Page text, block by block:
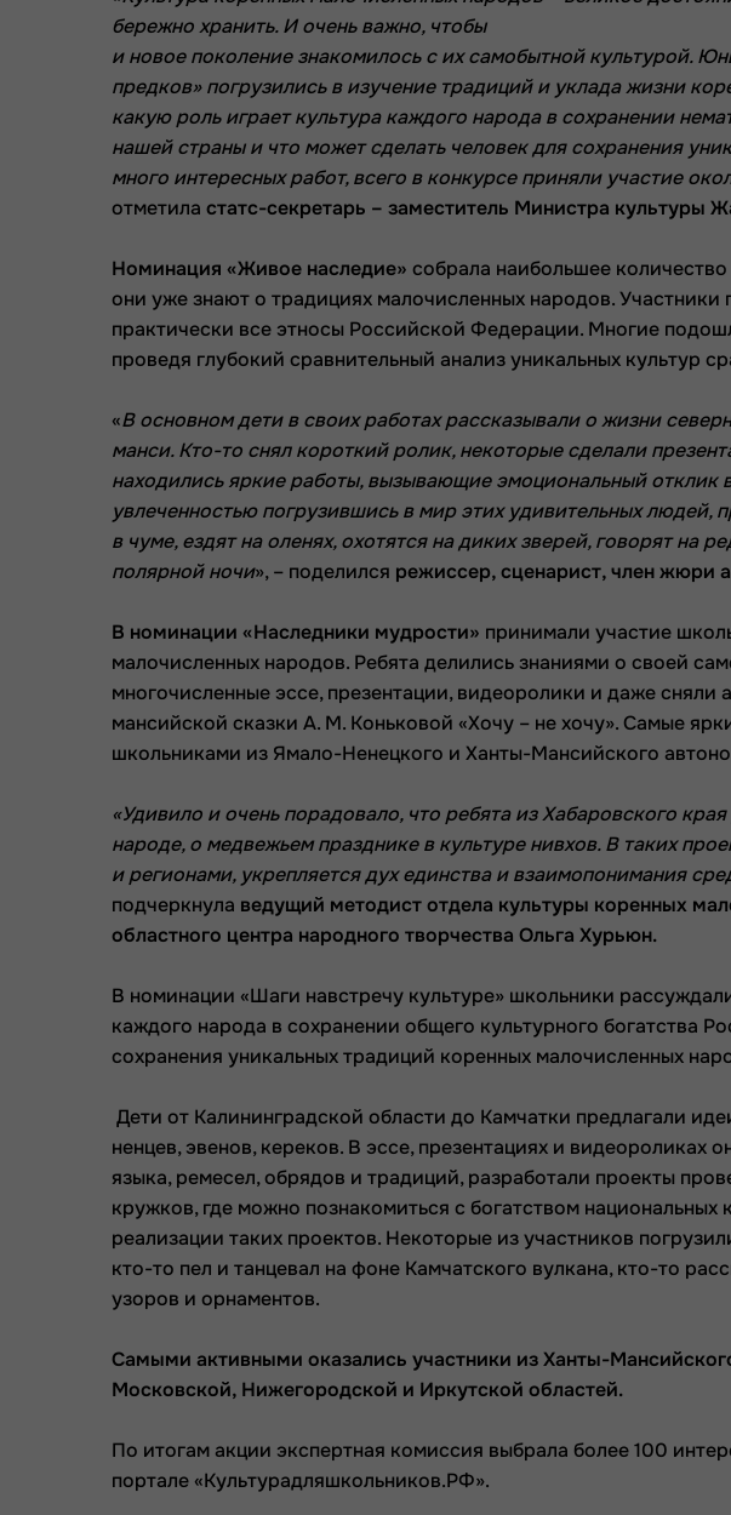
бережно хранить. И очень важно, чтобы
и новое поколение знакомилось с их самобытной культурой.
предков» погрузились в изучение традиций и уклада жизни
какую роль играет культура каждого народа в сохранении
нашей страны и что может сделать человек для сохранения
много интересных работ, всего в конкурсе приняли участие
отметила статс-секретарь – заместитель Министра культуры
Номинация «Живое наследие» собрала наибольшее
они уже знают о традициях малочисленных народов.
практически все этносы Российской Федерации. Многие
проведя глубокий сравнительный анализ уникальных культур
«В основном дети в своих работах рассказывали о жизни
манси. Кто-то снял короткий ролик, некоторые сделали
находились яркие работы, вызывающие эмоциональный отклик
увлеченностью погрузившись в мир этих удивительных людей,
в чуме, ездят на оленях, охотятся на диких зверей, говорят на
полярной ночи», – поделился режиссер, сценарист, член жюри
В номинации «Наследники мудрости» принимали участие
малочисленных народов. Ребята делились знаниями о своей
многочисленные эссе, презентации, видеоролики и даже
мансийской сказки А. М. Коньковой «Хочу – не хочу». Самые
школьниками из Ямало-Ненецкого и Ханты-Мансийского
«Удивило и очень порадовало, что ребята из Хабаровского
народе, о медвежьем праздникев культуре нивхов. В таких
и регионами, укрепляется дух единства и взаимопонимания
подчеркнула ведущий методист отдела культуры коренных
областного центра народного творчества Ольга Хурьюн.
В номинации «Шаги навстречу культуре» школьники
каждого народа в сохранении общего культурного богатства
сохранения уникальных традиций коренных малочисленных
Дети от Калининградской области до Камчатки предлагали
ненцев, эвенов, кереков. В эссе, презентациях и видеороликах
языка, ремесел, обрядов и традиций, разработали проекты
кружков, где можно познакомиться с богатством национальных
реализации таких проектов. Некоторые из участников
кто-то пел и танцевал на фоне Камчатского вулкана, кто-то
узоров и орнаментов.
Самыми активными оказались участники из Ханты-
Московской, Нижегородской и Иркутской областей.
По итогам акции экспертная комиссия выбрала более 100
портале «Культурадляшкольников.РФ».